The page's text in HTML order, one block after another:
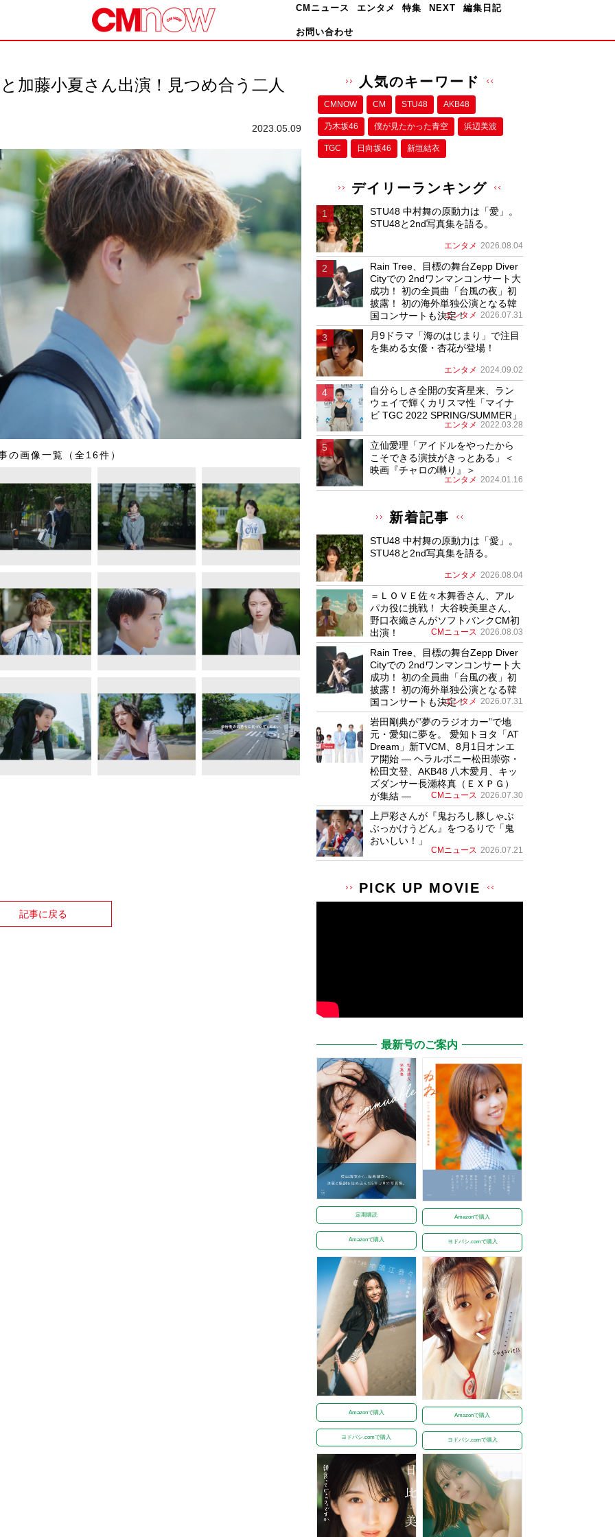
CMニュース エンタメ 特集 NEXT 編集日記
お問い合わせ
加藤⼩夏さん出演！⾒つめ合う⼆⼈
2023.05.09
の画像一覧（全16件）
記事に戻る
人気のキーワード
CMNOW CM STU48 AKB48
乃木坂46 僕が⾒たかった⻘空 浜辺美波
TGC 日向坂46 新垣結衣
デイリーランキング
STU48 中村舞の原動力は「愛」。
STU48と2nd写真集を語る。
エンタメ 2026.08.04
Rain Tree、目標の舞台Zepp Diver
Cityでの 2ndワンマンコンサート大
成功！ 初の全員曲「台風の夜」初
披露！ 初の海外単独公演となる韓
国コンサートも決定！
エンタメ 2026.07.31
月9ドラマ「海のはじまり」で注目
を集める女優・杏花が登場！
エンタメ 2024.09.02
自分らしさ全開の安斉星来、ラン
ウェイで輝くカリスマ性「マイナ
ビ TGC 2022 SPRING/SUMMER」
エンタメ 2022.03.28
立仙愛理「アイドルをやったから
こそできる演技がきっとある」＜
映画『チャロの囀り』＞
エンタメ 2024.01.16
新着記事
STU48 中村舞の原動力は「愛」。
STU48と2nd写真集を語る。
エンタメ 2026.08.04
＝ＬＯＶＥ佐々木舞香さん、アル
パカ役に挑戦！ 大谷映美里さん、
野口衣織さんがソフトバンクCM初
出演！
CMニュース 2026.08.03
Rain Tree、目標の舞台Zepp Diver
Cityでの 2ndワンマンコンサート大
成功！ 初の全員曲「台風の夜」初
披露！ 初の海外単独公演となる韓
国コンサートも決定！
エンタメ 2026.07.31
岩田剛典が”夢のラジオカー”で地
元・愛知に夢を。 愛知トヨタ「AT
Dream」新TVCM、8月1日オンエ
ア開始 ― ヘラルボニー松田崇弥・
松田文登、AKB48 八木愛月、キッ
ズダンサー長瀬柊真（ＥＸＰＧ）
が集結 ―
CMニュース 2026.07.30
上戸彩さんが『鬼おろし豚しゃぶ
ぶっかけうどん』をつるりで「鬼
おいしい！」
CMニュース 2026.07.21
PICK UP MOVIE
最新号のご案内
定期購読
Amazonで購入
Amazonで購入
ヨドバシ.comで購入
Amazonで購入
ヨドバシ.comで購入
Amazonで購入
ヨドバシ.comで購入